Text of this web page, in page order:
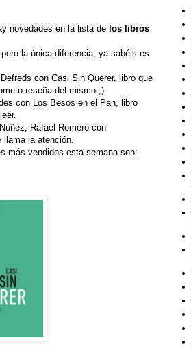
novedades en la lista de los libros
la única diferencia, ya sabéis es
con Casi Sin Querer, libro que
reseña del mismo ;).
con Los Besos en el Pan, libro
Rafael Romero con
la atención.
más vendidos esta semana son: